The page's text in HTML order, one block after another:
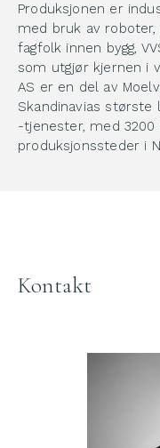
Produksjonen er
med bruk av
fagfolk innen bygg,
som utgjør kjernen i
AS er en del av
Skandinavias største
-tjenester, med
produksjonssteder i
Kontakt